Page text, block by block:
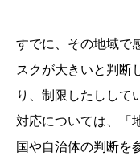
すでに、その地域で
スクが大きいと判断
り、制限したしして
対応については、「
国や自治体の判断を